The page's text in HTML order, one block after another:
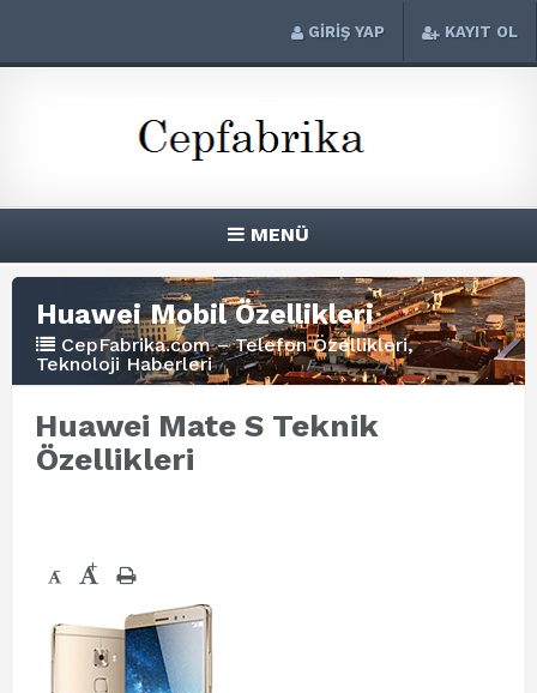
GİRİŞ YAP KAYIT OL
MENÜ
Huawei Mobil Özellikleri
CepFabrika.com – Telefon Özellikleri,
Teknoloji Haberleri
Huawei Mate S Teknik
Özellikleri
- +